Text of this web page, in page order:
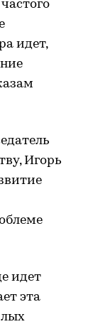
идет,
Игорь
идет
эта